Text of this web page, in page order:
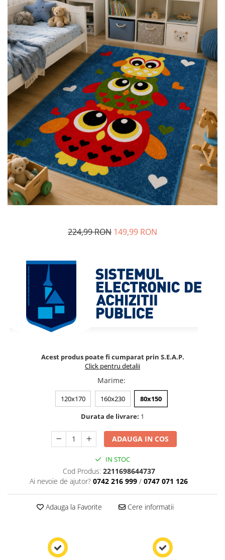
224,99 RON 149,99 RON
Acest produs poate fi cumparat prin S.E.A.P.
Click pentru detalii
Marime:
120x170 160x230
80x150
Durata de livrare: 1
ADAUGA IN COS
IN STOC
Cod Produs: 2211698644737
Ai nevoie de ajutor? 0742 216 999 / 0747 071 126
Adauga la Favorite Cere informatii